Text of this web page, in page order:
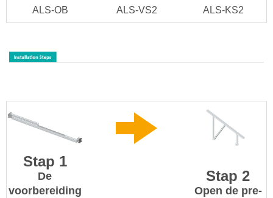
ALS-OB ALS-VS2 ALS-KS2
Stap 1
De
voorbereiding
Stap 2
Open de pre-